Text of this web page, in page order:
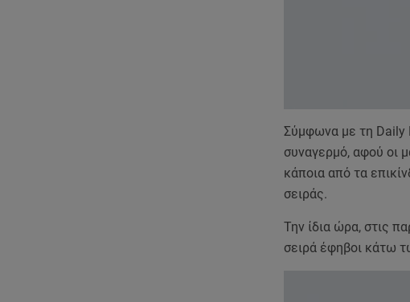
Σύμφωνα με τη Daily
συναγερμό, αφού οι
κάποια από τα
σειράς.
Την ίδια ώρα, στις
σειρά έφηβοι κάτω